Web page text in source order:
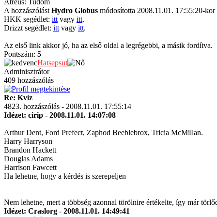
Atreus: Tudom
A hozzászólást Hydro Globus módosította 2008.11.01. 17:55:20-kor
HKK segédlet: itt vagy itt.
Drizzt segédlet: itt vagy itt.
Az első link akkor jó, ha az első oldal a legrégebbi, a másik fordítva.
Pontszám: 5
Hatsepsut
Adminisztrátor
409 hozzászólás
Re: Kvíz
4823. hozzászólás - 2008.11.01. 17:55:14
Idézet: cirip - 2008.11.01. 14:07:08
Arthur Dent, Ford Prefect, Zaphod Beeblebrox, Tricia McMillan.
Harry Harryson
Brandon Hackett
Douglas Adams
Harrison Fawcett
Ha lehetne, hogy a kérdés is szerepeljen
Nem lehetne, mert a többség azonnal törölnire értékelte, így már
Idézet: Craslorg - 2008.11.01. 14:49:41